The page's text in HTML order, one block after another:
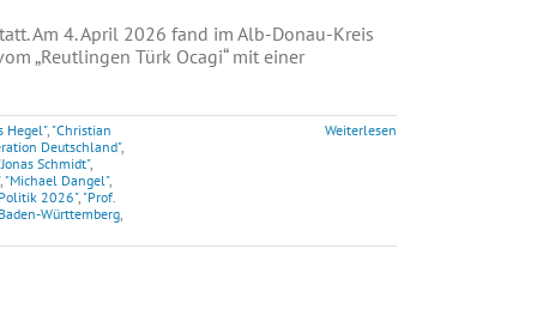
Am 4. April 2026 fand im Alb-Donau-Kreis
„Reutlingen Türk Ocagi“ mit einer
Hegel", "Christian
Deutschland",
Schmidt",
, "Michael Dangel",
2026", "Prof.
Baden-Württemberg,
Weiterlesen